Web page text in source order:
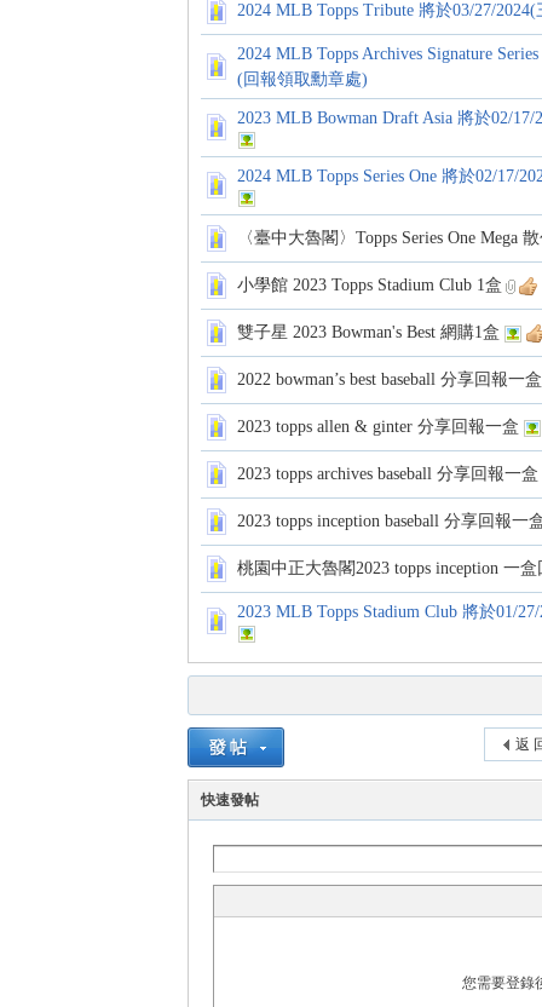
2024 MLB Topps Tribute 將於03/27/
2024 MLB Topps Archives Signature
(回報領取勳章處)
2023 MLB Bowman Draft Asia 將於02/
2024 MLB Topps Series One 將於02/17/
〈臺中大魯閣〉Topps Series One Mega
小學館 2023 Topps Stadium Club 1盒
雙子星 2023 Bowman's Best 網購1盒
2022 bowman’s best baseball 分享回報一盒
2023 topps allen & ginter 分享回報一盒
2023 topps archives baseball 分享回報一盒
2023 topps inception baseball 分享回報一
桃園中正大魯閣2023 topps inception 一盒
2023 MLB Topps Stadium Club 將於01/
返
快速發帖
您需要登錄